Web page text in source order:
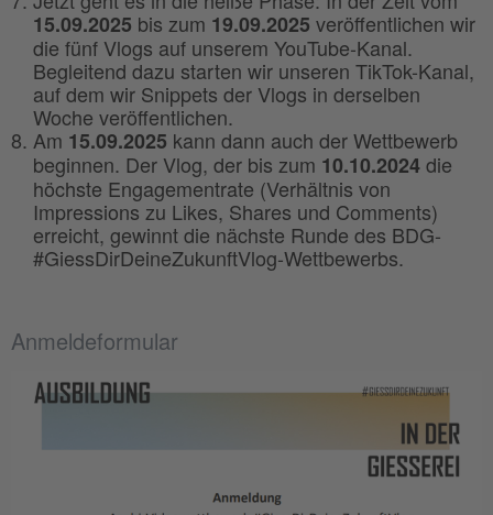
15.09.2025 bis zum 19.09.2025 veröffentlichen wir
die fünf Vlogs auf unserem YouTube-Kanal.
Begleitend dazu starten wir unseren TikTok-Kanal,
auf dem wir Snippets der Vlogs in derselben
Woche veröffentlichen.
Am 15.09.2025 kann dann auch der Wettbewerb
beginnen. Der Vlog, der bis zum 10.10.2024die
höchste Engagementrate (Verhältnis von
Impressions zu Likes, Shares und Comments)
erreicht, gewinnt die nächste Runde des BDG-
#GiessDirDeineZukunftVlog-Wettbewerbs.
Anmeldeformular